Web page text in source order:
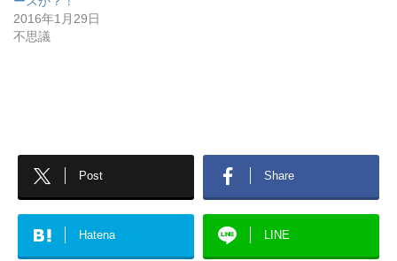
2016年1月29日
不思議
Post Share
Hatena LINE